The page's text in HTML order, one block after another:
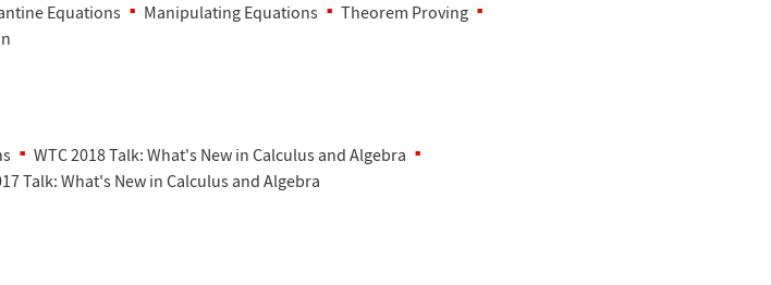
Equations Manipulating Equations
Theorem Proving
WTC 2018 Talk: What's New in Calculus and Algebra
Talk: What's New in Calculus and Algebra